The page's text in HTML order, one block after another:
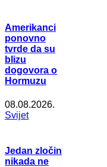
Amerikanci
ponovno
tvrde da su
blizu
dogovora o
Hormuzu
08.08.2026.
Svijet
Jedan zločin
nikada ne